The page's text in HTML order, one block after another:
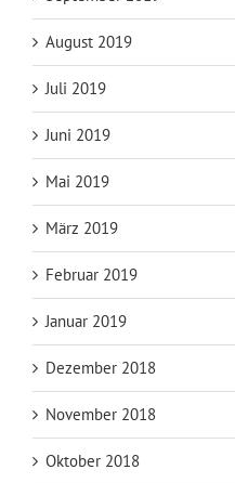
August 2019
Juli 2019
Juni 2019
Mai 2019
März 2019
Februar 2019
Januar 2019
Dezember 2018
November 2018
Oktober 2018